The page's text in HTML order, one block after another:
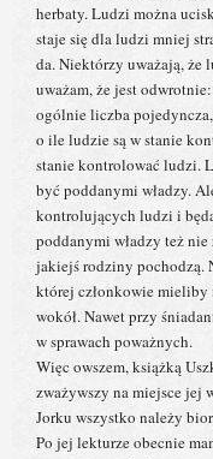
herbaty. Ludzi można
staje się dla ludzi mniej
da. Niektórzy uważają, że
uważam, że jest
ogólnie liczba
o ile ludzie są w stanie
stanie kontrolować ludzi.
być poddanymi władzy.
kontrolujących ludzi i
poddanymi władzy też
jakiejś rodziny pochodzą.
której członkowie mieliby
wokół. Nawet przy
w sprawach poważnych.
Więc owszem, książką
zważywszy na miejsce jej
Jorku wszystko należy
Po jej lekturze obecnie